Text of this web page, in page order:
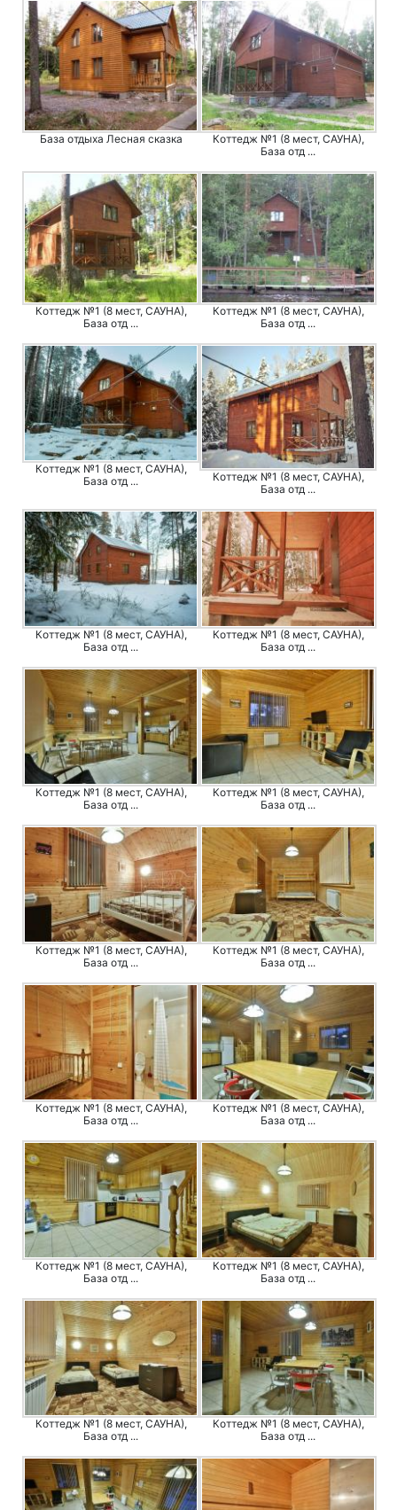
База отдыха Лесная сказка
Коттедж №1 (8 мест, САУНА),
База отд ...
Коттедж №1 (8 мест, САУНА),
База отд ...
Коттедж №1 (8 мест, САУНА),
База отд ...
Коттедж №1 (8 мест, САУНА),
База отд ...
Коттедж №1 (8 мест, САУНА),
База отд ...
Коттедж №1 (8 мест, САУНА),
База отд ...
Коттедж №1 (8 мест, САУНА),
База отд ...
Коттедж №1 (8 мест, САУНА),
База отд ...
Коттедж №1 (8 мест, САУНА),
База отд ...
Коттедж №1 (8 мест, САУНА),
База отд ...
Коттедж №1 (8 мест, САУНА),
База отд ...
Коттедж №1 (8 мест, САУНА),
База отд ...
Коттедж №1 (8 мест, САУНА),
База отд ...
Коттедж №1 (8 мест, САУНА),
База отд ...
Коттедж №1 (8 мест, САУНА),
База отд ...
Коттедж №1 (8 мест, САУНА),
База отд ...
Коттедж №1 (8 мест, САУНА),
База отд ...